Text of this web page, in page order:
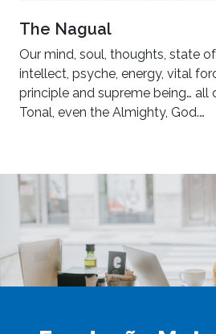
The Nagual
Our mind, soul, thoughts, state
intellect, psyche, energy, vital
principle and supreme being… all
Tonal, even the Almighty, God.…